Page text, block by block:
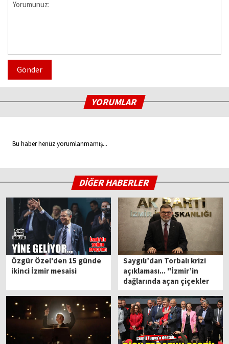
Gönder
YORUMLAR
Bu haber henüz yorumlanmamış...
DİĞER HABERLER
Özgür Özel'den 15 günde
ikinci İzmir mesaisi
Saygılı’dan Torbalı krizi
açıklaması... "İzmir’in
dağlarında açan çiçekler
hepimizin"